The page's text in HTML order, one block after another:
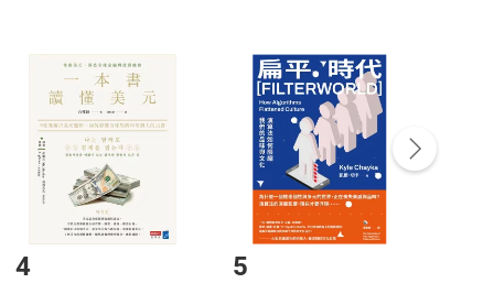
點選「瀏覽訂單明細」 「申請取消訂單/退
貨。
付款方式
Payment
完成訂單
Complete
號，下載書籍後看書
4 5